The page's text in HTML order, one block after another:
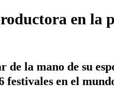
en la
la mano de su
festivales en el